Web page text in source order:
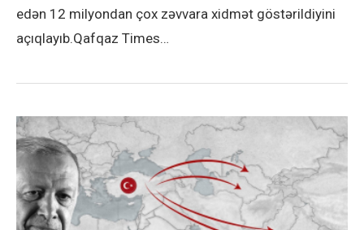
edən 12 milyondan çox zəvvara xidmət göstərildiyini
açıqlayıb.Qafqaz Times…